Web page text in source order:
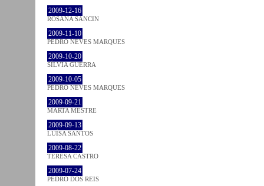
2009-12-16
ROSANA SANCIN
2009-11-10
PEDRO NEVES MARQUES
2009-10-20
SÍLVIA GUERRA
2009-10-05
PEDRO NEVES MARQUES
2009-09-21
MARTA MESTRE
2009-09-13
LUÍSA SANTOS
2009-08-22
TERESA CASTRO
2009-07-24
PEDRO DOS REIS